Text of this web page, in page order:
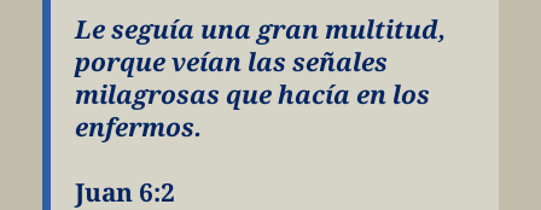
Le seguía una gran multitud,
porque veían las señales
milagrosas que hacía en los
enfermos.
Juan 6:2